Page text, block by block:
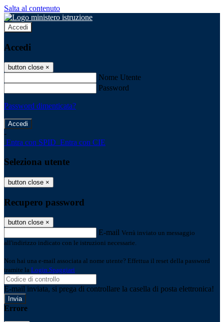
Salta al contenuto
Accedi
Accedi
button close ×
Nome Utente
Password
Password dimenticata?
-
Entra con SPID Entra con CIE
Seleziona utente
button close ×
Recupero password
button close ×
E-mail Verrà inviato un messaggio
all'indirizzo indicato con le istruzioni necessarie.
Non hai una e-mail associata al nome utente? Effettua il reset della password
tramite la Login Spaggiari
E-mail inviata, si prega di controllare la casella di posta elettronica!
Errore